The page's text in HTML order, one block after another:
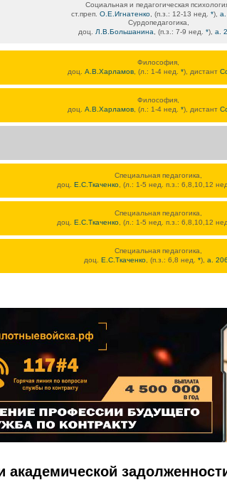
Социальная и педагогическая
ст.преп. О.Е.Игнатенко , (п.з.: 12-13 нед. *),
Сурдопедагогика,
доц. Л.В.Большанина , (п.з.: 7-9 нед. *), а.
Философия,
доц. А.В.Харламов , (л.: 1-4 нед. *), дистант
Философия,
доц. А.В.Харламов , (л.: 1-4 нед. *), дистант
Специальная педагогика,
доц. Е.С.Ткаченко, (л.: 1-5 нед. п.з.: 6,8,10,12
Специальная педагогика,
доц. Е.С.Ткаченко, (л.: 1-5 нед. п.з.: 6,8,10,12
Специальная педагогика,
доц. Е.С.Ткаченко , (п.з.: 6,8 нед. *), а. 206
академической